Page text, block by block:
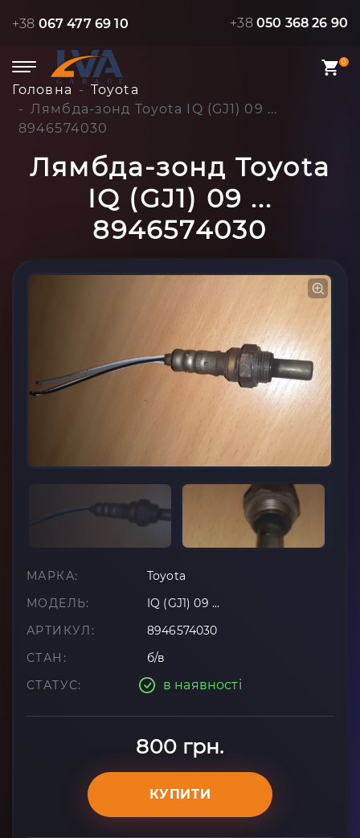
+38 067 477 69 10 +38 050 368 26 90
0
Головна
Toyota
Лямбда-зонд Toyota IQ (GJ1) 09 ...
8946574030
Лямбда-зонд Toyota
IQ (GJ1) 09 ...
8946574030
МАРКА:
Toyota
МОДЕЛЬ:
IQ (GJ1) 09 ...
АРТИКУЛ:
8946574030
СТАН:
б/в
СТАТУС:
в наявності
800 грн.
КУПИТИ